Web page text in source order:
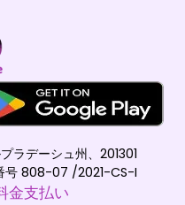
ラデーシュ州、201301
号 808-07 /2021-CS-I
金支払い